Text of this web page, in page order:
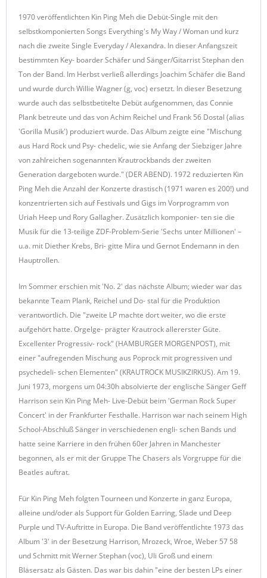
1970 veröffentlichten Kin Ping Meh die Debüt-Single mit den
selbstkomponierten Songs Everything's My Way / Woman und kurz
nach die zweite Single Everyday / Alexandra. In dieser Anfangszeit
bestimmten Key- boarder Schäfer und Sänger/Gitarrist Stephan den
Ton der Band. Im Herbst verließ allerdings Joachim Schäfer die Band
und wurde durch Willie Wagner (g, voc) ersetzt. In dieser Besetzung
wurde auch das selbstbetitelte Debüt aufgenommen, das Connie
Plank betreute und das von Achim Reichel und Frank 56 Dostal (alias
'Gorilla Musik') produziert wurde. Das Album zeigte eine "Mischung
aus Hard Rock und Psy- chedelic, wie sie Anfang der Siebziger Jahre
von zahlreichen sogenannten Krautrockbands der zweiten
Generation dargeboten wurde." (DER ABEND). 1972 reduzierten Kin
Ping Meh die Anzahl der Konzerte drastisch (1971 waren es 200!) und
konzentrierten sich auf Festivals und Gigs im Vorprogramm von
Uriah Heep und Rory Gallagher. Zusätzlich komponier- ten sie die
Musik für die 13-teilige ZDF-Problem-Serie 'Sechs unter Millionen' –
u.a. mit Diether Krebs, Bri- gitte Mira und Gernot Endemann in den
Hauptrollen.
Im Sommer erschien mit 'No. 2' das nächste Album; wieder war das
bekannte Team Plank, Reichel und Do- stal für die Produktion
verantwortlich. Die "zweite LP machte dort weiter, wo die erste
aufgehört hatte. Orgelge- prägter Krautrock allererster Güte.
Excellenter Progressiv- rock" (HAMBURGER MORGENPOST), mit
einer "aufregenden Mischung aus Poprock mit progressiven und
psychedeli- schen Elementen" (KRAUTROCK MUSIKZIRKUS). Am 19.
Juni 1973, morgens um 04:30h absolvierte der englische Sänger Geff
Harrison sein Kin Ping Meh- Live-Debüt beim 'German Rock Super
Concert' in der Frankfurter Festhalle. Harrison war nach seinem High
School-Abschluß Sänger in verschiedenen engli- schen Bands und
hatte seine Karriere in den frühen 60er Jahren in Manchester
begonnen, als er mit der Gruppe The Chasers als Vorgruppe für die
Beatles auftrat.
Für Kin Ping Meh folgten Tourneen und Konzerte in ganz Europa,
alleine und/oder als Support für Golden Earring, Slade und Deep
Purple und TV-Auftritte in Europa. Die Band veröffentlichte 1973 das
Album '3' in der Besetzung Harrison, Mrozeck, Wroe, Weber 57 58
und Schmitt mit Werner Stephan (voc), Uli Groß und einem
Bläsersatz als Gästen. Das war bis dahin "eine der besten LPs einer